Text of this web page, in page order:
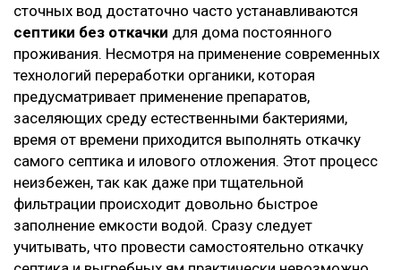
сточных вод достаточно часто устанавливаются
септики без откачки для дома постоянного
проживания. Несмотря на применение современных
технологий переработки органики, которая
предусматривает применение препаратов,
заселяющих среду естественными бактериями,
время от времени приходится выполнять откачку
самого септика и илового отложения. Этот процесс
неизбежен, так как даже при тщательной
фильтрации происходит довольно быстрое
заполнение емкости водой. Сразу следует
учитывать, что провести самостоятельно откачку